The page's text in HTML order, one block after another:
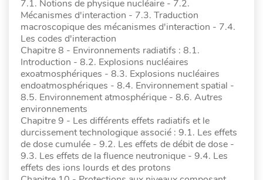
7.1. Notions de physique nucléaire - 7.2.
Mécanismes d'interaction - 7.3. Traduction
macroscopique des mécanismes d'interaction - 7.4.
Les codes d'interaction
Chapitre 8 - Environnements radiatifs : 8.1.
Introduction - 8.2. Explosions nucléaires
exoatmosphériques - 8.3. Explosions nucléaires
endoatmosphériques - 8.4. Environnement spatial -
8.5. Environnement atmosphérique - 8.6. Autres
environnements
Chapitre 9 - Les différents effets radiatifs et le
durcissement technologique associé : 9.1. Les effets
de dose cumulée - 9.2. Les effets de débit de dose -
9.3. Les effets de la fluence neutronique - 9.4. Les
effets des ions lourds et des protons